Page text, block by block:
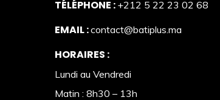
TÉLÉPHONE : +212 5 22 23 02 68
EMAIL :contact@batiplus.ma
HORAIRES :
Lundi au Vendredi
Matin : 8h30 – 13h